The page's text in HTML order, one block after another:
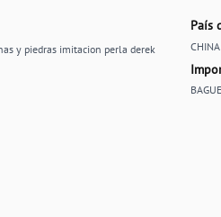
y piedras imitacion perla derek
País
CHINA